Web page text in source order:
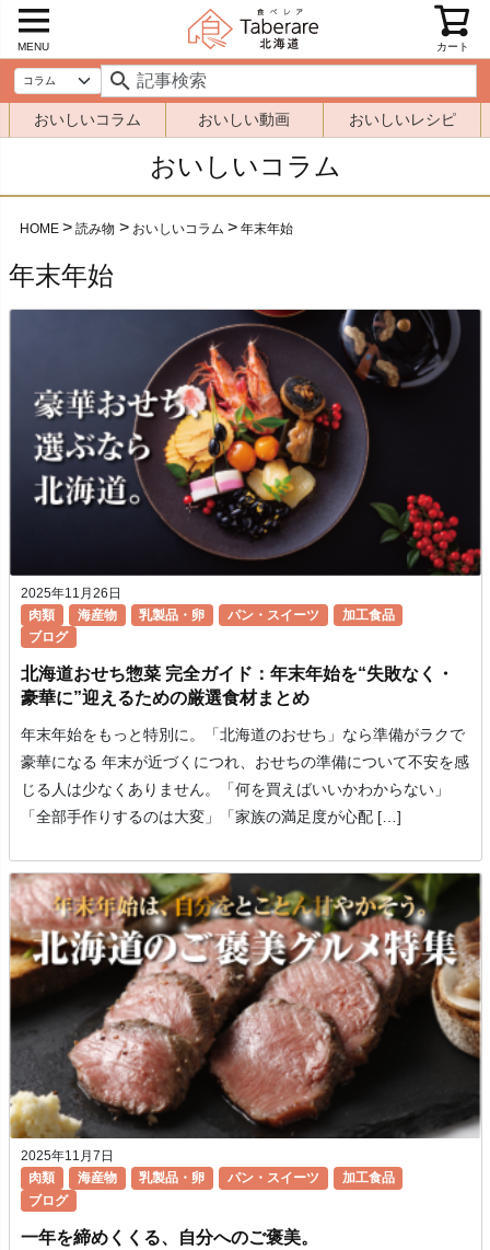
MENU カート
おいしいコラム おいしい動画 おいしいレシピ
おいしいコラム
HOME 読み物 おいしいコラム 年末年始
年末年始
2025年11月26日
肉類
海産物 乳製品・卵 パン・スイーツ
加工食品
ブログ
北海道おせち惣菜 完全ガイド：年末年始を“失敗なく・
豪華に”迎えるための厳選食材まとめ
年末年始をもっと特別に。「北海道のおせち」なら準備がラクで
豪華になる 年末が近づくにつれ、おせちの準備について不安を感
じる人は少なくありません。「何を買えばいいかわからない」
「全部手作りするのは大変」「家族の満足度が心配 […]
2025年11月7日
肉類
海産物 乳製品・卵 パン・スイーツ
加工食品
ブログ
一年を締めくくる、自分へのご褒美。